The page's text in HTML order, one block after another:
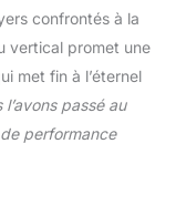
confrontés à la
vertical promet une
met fin à l’éternel
l’avons passé au
performance